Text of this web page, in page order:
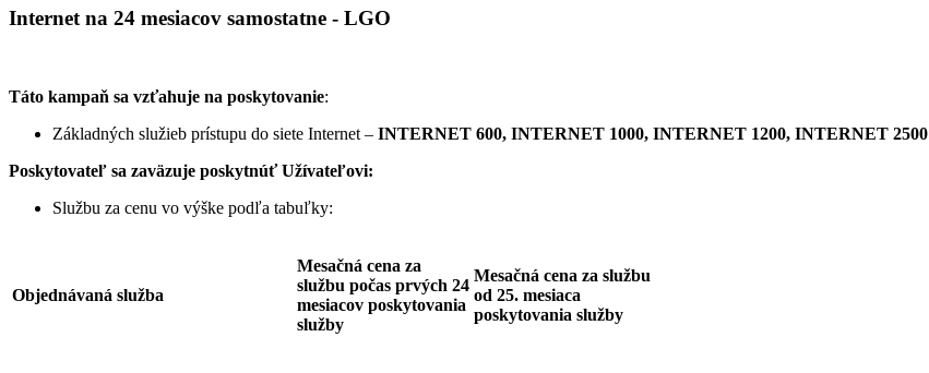
Internet na 24 mesiacov samostatne - LGO
Táto kampaň sa vzťahuje na poskytovanie:
Základných služieb prístupu do siete Internet – INTERNET 600, INTERNET 1000, INTERNET 1200, INTERNET 2500
Poskytovateľ sa zaväzuje poskytnúť Užívateľovi:
Službu za cenu vo výške podľa tabuľky:
Objednávaná služba
Mesačná cena za
službu počas prvých 24
mesiacov poskytovania
služby
Mesačná cena za službu
od 25. mesiaca
poskytovania služby